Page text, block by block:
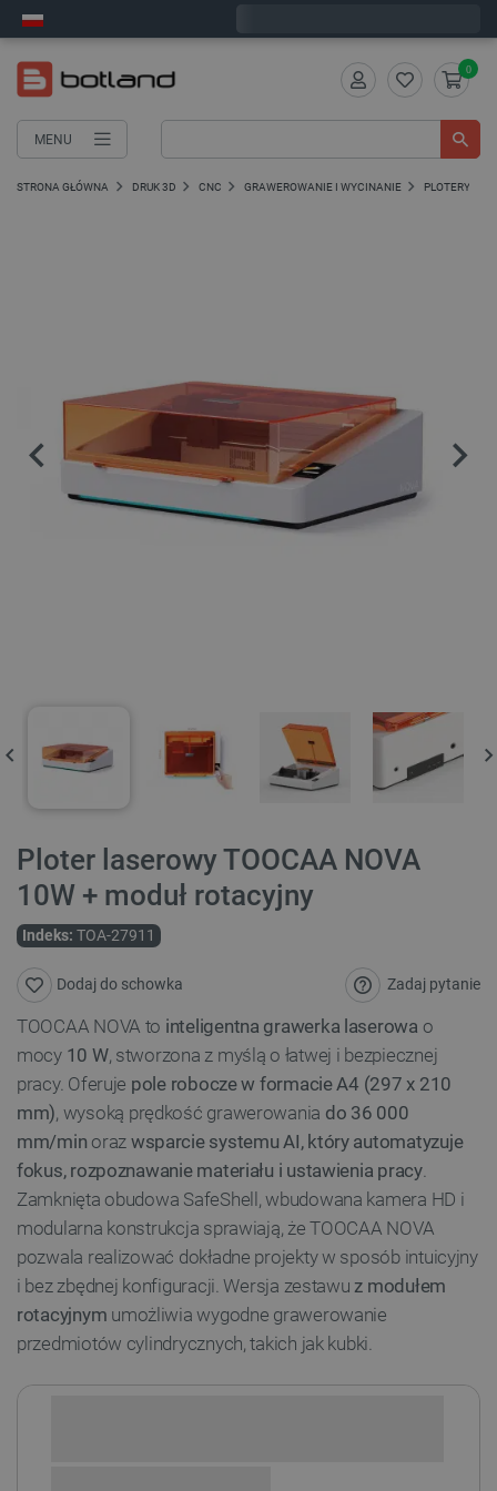
MENU
0
STRONA GŁÓWNA DRUK 3D CNC GRAWEROWANIE I WYCINANIE PLOTERY
Ploter laserowy TOOCAA NOVA
10W + moduł rotacyjny
Indeks: TOA-27911
Zadaj pytanie
Dodaj do schowka
TOOCAA NOVA to inteligentna grawerka laserowa o
mocy 10 W, stworzona z myślą o łatwej i bezpiecznej
pracy. Oferuje pole robocze w formacie A4 (297 x 210
mm), wysoką prędkość grawerowania do 36 000
mm/min oraz wsparcie systemu AI, który automatyzuje
fokus, rozpoznawanie materiału i ustawienia pracy.
Zamknięta obudowa SafeShell, wbudowana kamera HD i
modularna konstrukcja sprawiają, że TOOCAA NOVA
pozwala realizować dokładne projekty w sposób intuicyjny
i bez zbędnej konfiguracji. Wersja zestawuz modułem
rotacyjnym umożliwia wygodne grawerowanie
przedmiotów cylindrycznych, takich jak kubki.